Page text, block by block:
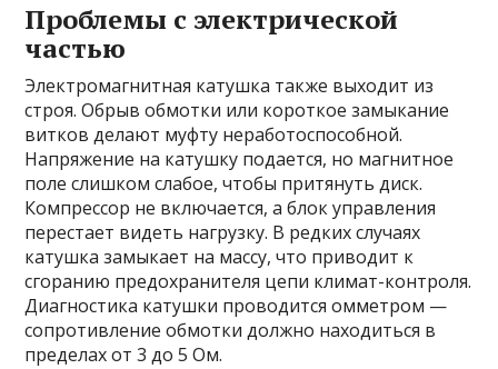
Проблемы с электрической
частью
Электромагнитная катушка также выходит из
строя. Обрыв обмотки или короткое замыкание
витков делают муфту неработоспособной.
Напряжение на катушку подается, но магнитное
поле слишком слабое, чтобы притянуть диск.
Компрессор не включается, а блок управления
перестает видеть нагрузку. В редких случаях
катушка замыкает на массу, что приводит к
сгоранию предохранителя цепи климат-контроля.
Диагностика катушки проводится омметром —
сопротивление обмотки должно находиться в
пределах от 3 до 5 Ом.